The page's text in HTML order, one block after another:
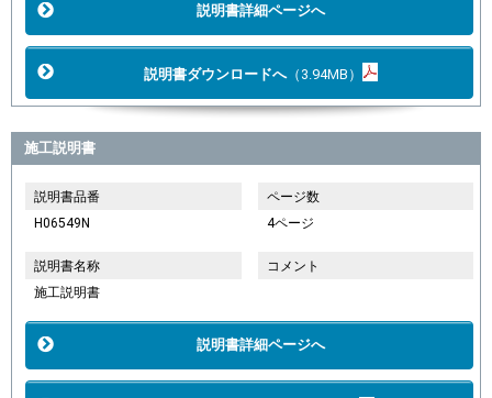
説明書詳細ページへ
説明書ダウンロードへ（3.94MB）
施工説明書
説明書品番
H06549N
ページ数
4ページ
説明書名称
施工説明書
コメント
説明書詳細ページへ